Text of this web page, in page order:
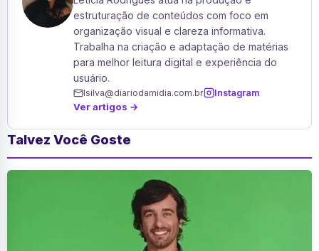
estruturação de conteúdos com foco em
organização visual e clareza informativa.
Trabalha na criação e adaptação de matérias
para melhor leitura digital e experiência do
usuário.
lsilva@diariodamidia.com.br Instagram
Ver artigos →
Talvez Você Goste